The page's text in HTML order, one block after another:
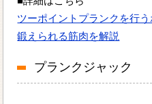
ツーポイントプランクを行
鍛えられる筋肉を解説
プランクジャック